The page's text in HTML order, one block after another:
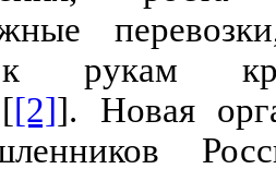
рукам
[2]]. Новая